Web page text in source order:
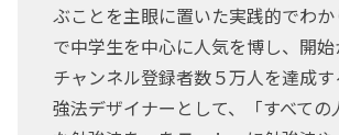
ぶことを主眼に置いた実践的でわ
で中学生を中心に人気を博し、開
チャンネル登録者数５万人を達成
強法デザイナーとして、「すべての